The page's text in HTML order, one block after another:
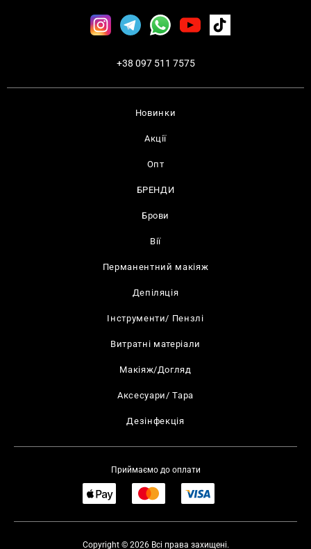
Новинки
Акції
Опт
БРЕНДИ
Брови
Вії
Перманентний макіяж
Депіляція
Інструменти/ Пензлі
Витратні матеріали
Макіяж/Догляд
Аксесуари/ Тара
Дезінфекція
+38 097 511 7575
Приймаємо до оплати
Copyright © 2026 Всі права захищені.